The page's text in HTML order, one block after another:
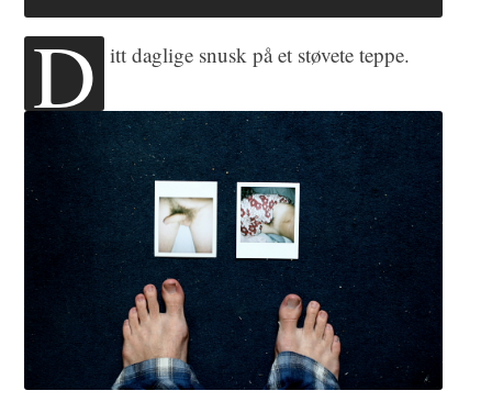
D itt daglige snusk på et støvete teppe.